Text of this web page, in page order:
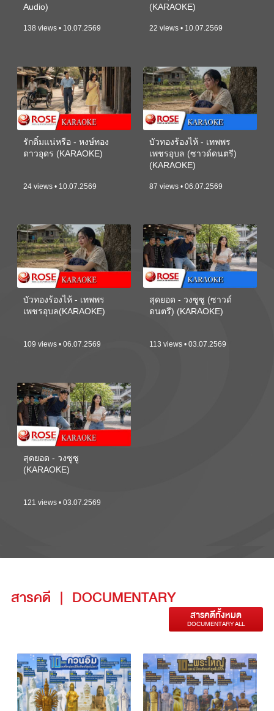
Audio)
138 views • 10.07.2569
(KARAOKE)
22 views • 10.07.2569
รักติ๋มแน่หรือ - หงษ์ทอง
ดาวอุดร (KARAOKE)
24 views • 10.07.2569
บัวทองร้องไห้ - เทพพร
เพชรอุบล (ซาวด์ดนตรี)
(KARAOKE)
87 views • 06.07.2569
บัวทองร้องไห้ - เทพพร
เพชรอุบล(KARAOKE)
109 views • 06.07.2569
สุดยอด - วงซูซู (ซาวด์
ดนตรี) (KARAOKE)
113 views • 03.07.2569
สุดยอด - วงซูซู
(KARAOKE)
121 views • 03.07.2569
สารคดี | DOCUMENTARY
สารคดีทั้งหมด
DOCUMENTARY ALL